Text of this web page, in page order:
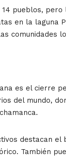
pueblos, pero
en la laguna
comunidades
es el cierre
del mundo,
destacan el
También